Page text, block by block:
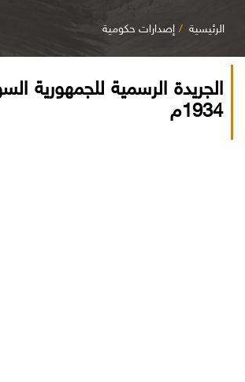
الرئيسية إصدارات حكومية
الجريدة الرسمية للجمهورية
1934م